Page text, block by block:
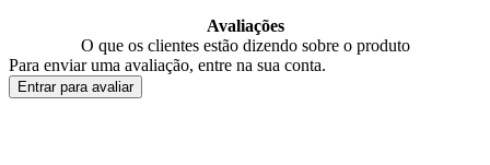
Avaliações
O que os clientes estão dizendo sobre o produto
Para enviar uma avaliação, entre na sua conta.
Entrar para avaliar